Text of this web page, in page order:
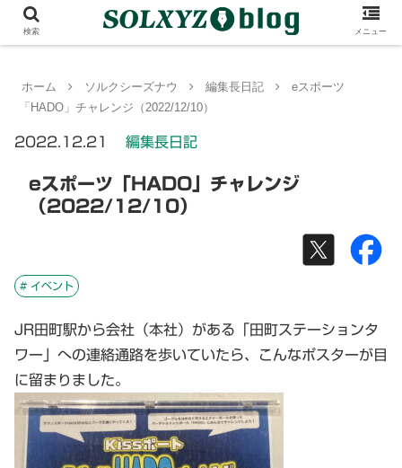
ホーム ソルクシーズナウ 編集長日記
eスポーツ
「HADO」チャレンジ（2022/12/10）
2022.12.21 編集長日記
eスポーツ「HADO」チャレンジ
（2022/12/10）
# イベント
JR田町駅から会社（本社）がある「田町ステーションタ
ワー」への連絡通路を歩いていたら、こんなポスターが目
に留まりました。
検索 メニュー